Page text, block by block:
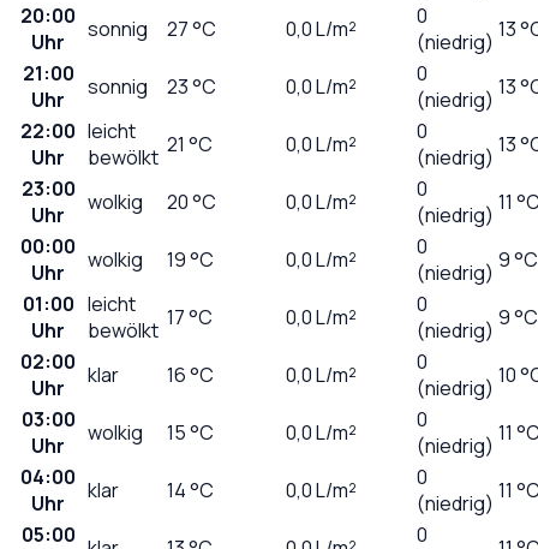
20:00
Uhr
sonnig 27°C 0,0L/m²
0
(niedrig) 13
21:00
Uhr
sonnig 23°C 0,0L/m²
0
(niedrig) 13
22:00
Uhr
leicht
bewölkt 21 °C 0,0L/m²
0
(niedrig) 13
23:00
Uhr
wolkig 20°C 0,0L/m²
0
(niedrig) 11
00:00
Uhr
wolkig 19°C 0,0L/m²
0
(niedrig) 9 °C
01:00
Uhr
leicht
bewölkt 17°C 0,0L/m²
0
(niedrig) 9 °C
02:00
Uhr
klar 16°C 0,0L/m²
0
(niedrig) 10
03:00
Uhr
wolkig 15°C 0,0L/m²
0
(niedrig) 11
04:00
Uhr
klar 14°C 0,0L/m²
0
(niedrig) 11
05:00
0